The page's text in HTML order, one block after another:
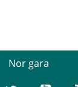
Nor gara